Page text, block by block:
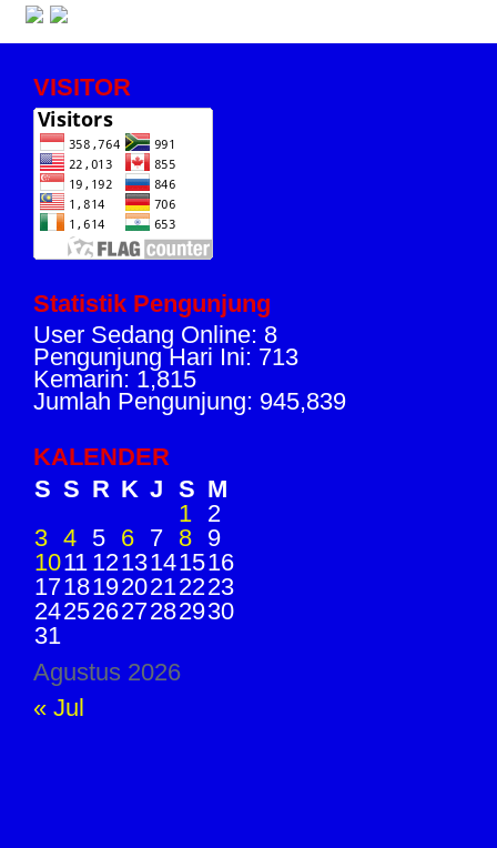
VISITOR
Statistik Pengunjung
User Sedang Online: 8
Pengunjung Hari Ini: 713
Kemarin: 1,815
Jumlah Pengunjung: 945,839
KALENDER
Agustus 2026
S S R K J S M
1 2
3 4 5 6 7 8 9
1011 1213141516
17181920212223
24252627282930
31
« Jul